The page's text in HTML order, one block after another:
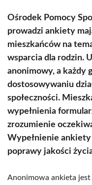
Ośrodek Pomocy
prowadzi ankiety
mieszkańców na
wsparcia dla rodzin.
anonimowy, a każdy
dostosowywaniu
społeczności.
wypełnienia
zrozumienie
Wypełnienie
poprawy jakości
Anonimowa ankieta